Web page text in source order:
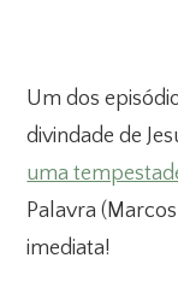
Um dos
divindade de
uma
Palavra
imediata!